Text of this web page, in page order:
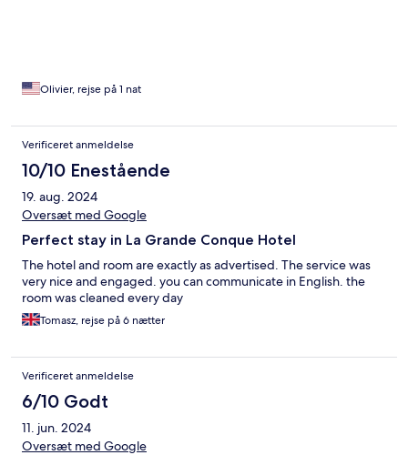
Olivier, rejse på 1 nat
Verificeret anmeldelse
10/10 Enestående
19. aug. 2024
Oversæt med Google
Perfect stay in La Grande Conque Hotel
The hotel and room are exactly as advertised. The service was
very nice and engaged. you can communicate in English. the
room was cleaned every day
Tomasz, rejse på 6 nætter
Verificeret anmeldelse
6/10 Godt
11. jun. 2024
Oversæt med Google